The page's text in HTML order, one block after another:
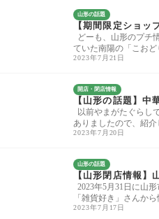
山形の話題
【期間限定ショ
どーも、山形のプチ
ていた南陽の「こおど
2023年7月21日
開店・閉店情報
【山形の話題】中
以前やまがたぐらし
ありましたので、紹介
2023年7月20日
山形の話題
【山形閉店情報】
2023年5月31日に山
「雑貨好き」さんから
2023年7月17日